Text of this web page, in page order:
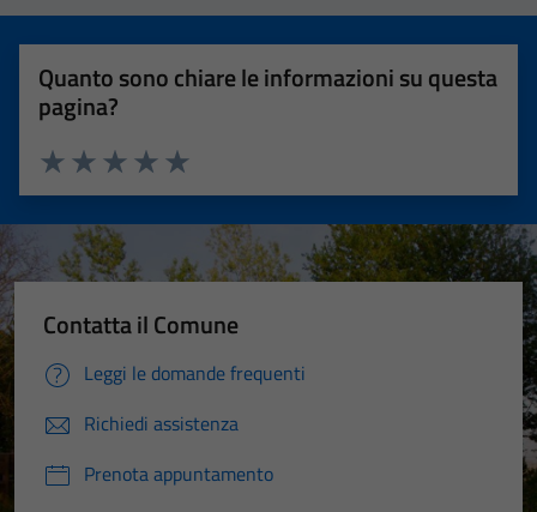
Quanto sono chiare le informazioni su questa
pagina?
Valuta 5 stelle su 5
Valuta 4 stelle su 5
Valuta 3 stelle su 5
Valuta 2 stelle su 5
Valuta 1 stelle su 5
Contatta il Comune
Leggi le domande frequenti
Richiedi assistenza
Prenota appuntamento